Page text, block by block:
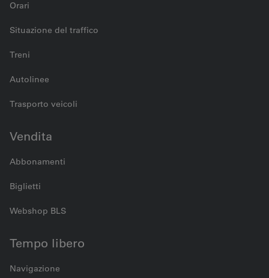
Orari
Situazione del traffico
Treni
Autolinee
Trasporto veicoli
Vendita
Abbonamenti
Biglietti
Webshop BLS
Tempo libero
Navigazione